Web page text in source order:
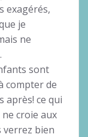
exagérés,
je
ne
sont
compter de
après! ce qui
croie aux
verrez bien